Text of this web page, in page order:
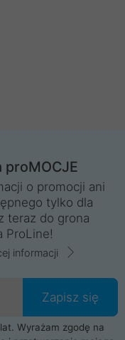
proMOCJE
o promocji ani
tylko dla
teraz do grona
ProLine!
informacji
Zapisz się
Wyrażam zgodę na